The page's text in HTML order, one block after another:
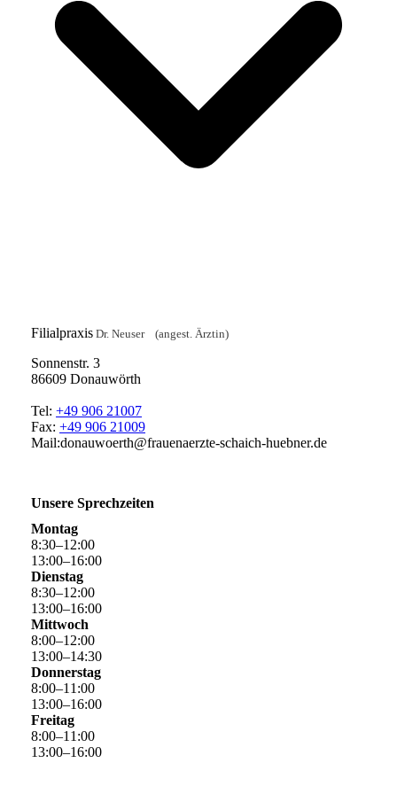
Filialpraxis Dr. Neuser (angest. Ärztin)
Sonnenstr. 3
86609 Donauwörth
Tel: +49 906 21007
Fax: +49 906 21009
Mail:donauwoerth@frauenaerzte-schaich-huebner.de
Unsere Sprechzeiten
Montag
8:30–12:00
13:00–16:00
Dienstag
8:30–12:00
13:00–16:00
Mittwoch
8:00–12:00
13:00–14:30
Donnerstag
8:00–11:00
13:00–16:00
Freitag
8:00–11:00
13:00–16:00